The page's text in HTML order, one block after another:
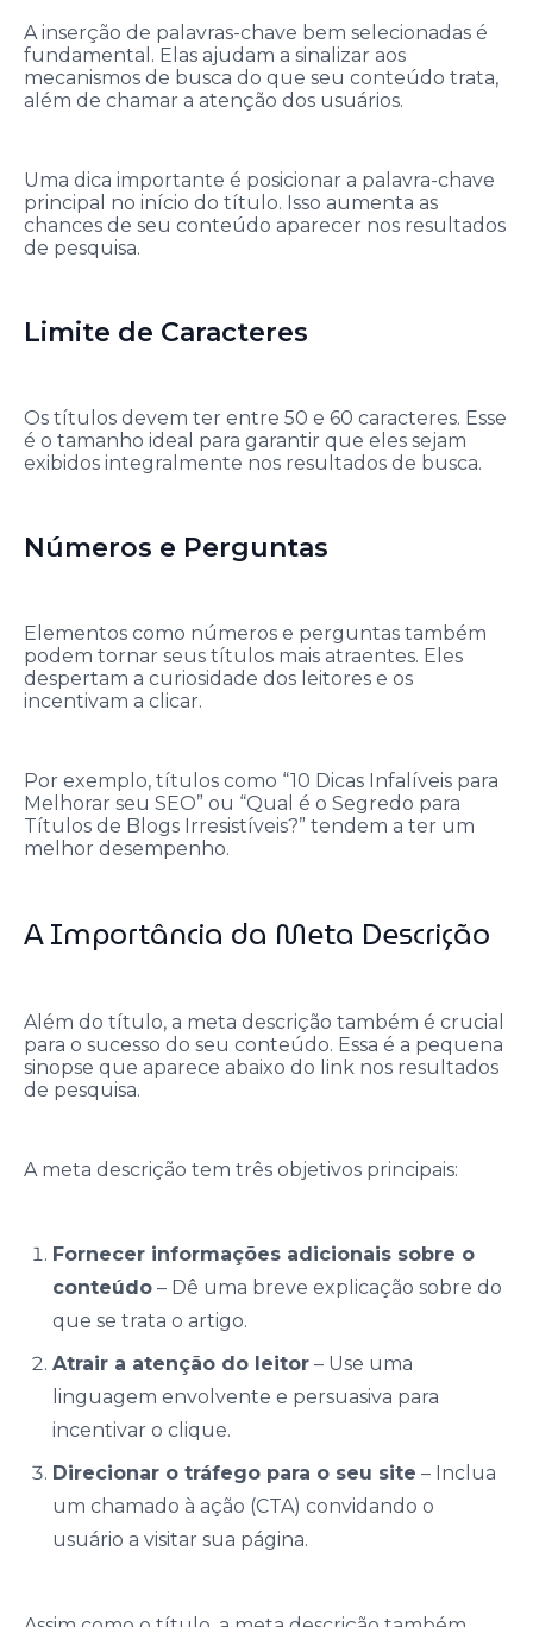
A inserção de palavras-chave bem selecionadas é
fundamental. Elas ajudam a sinalizar aos
mecanismos de busca do que seu conteúdo trata,
além de chamar a atenção dos usuários.
Uma dica importante é posicionar a palavra-chave
principal no início do título. Isso aumenta as
chances de seu conteúdo aparecer nos resultados
de pesquisa.
Limite de Caracteres
Os títulos devem ter entre 50 e 60 caracteres. Esse
é o tamanho ideal para garantir que eles sejam
exibidos integralmente nos resultados de busca.
Números e Perguntas
Elementos como números e perguntas também
podem tornar seus títulos mais atraentes. Eles
despertam a curiosidade dos leitores e os
incentivam a clicar.
Por exemplo, títulos como “10 Dicas Infalíveis para
Melhorar seu SEO” ou “Qual é o Segredo para
Títulos de Blogs Irresistíveis?” tendem a ter um
melhor desempenho.
A Importância da Meta Descrição
Além do título, a meta descrição também é crucial
para o sucesso do seu conteúdo. Essa é a pequena
sinopse que aparece abaixo do link nos resultados
de pesquisa.
A meta descrição tem três objetivos principais:
Fornecer informações adicionais sobre o
conteúdo – Dê uma breve explicação sobre do
que se trata o artigo.
Atrair a atenção do leitor – Use uma
linguagem envolvente e persuasiva para
incentivar o clique.
Direcionar o tráfego para o seu site – Inclua
um chamado à ação (CTA) convidando o
usuário a visitar sua página.